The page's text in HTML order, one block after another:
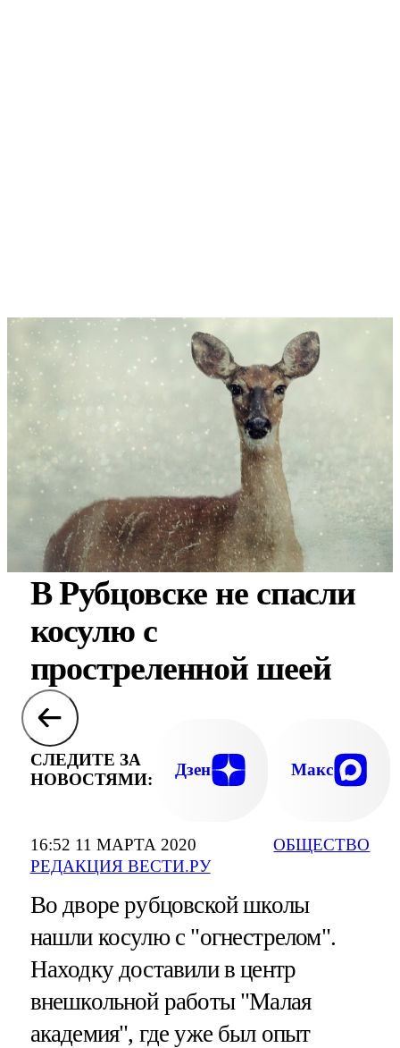
16:52 11 МАРТА 2020
РЕДАКЦИЯ ВЕСТИ.РУ
ОБЩЕСТВО
В Рубцовске не спасли
косулю с
простреленной шеей
СЛЕДИТЕ ЗА
НОВОСТЯМИ:
Дзен Макс
Во дворе рубцовской школы
нашли косулю с "огнестрелом".
Находку доставили в центр
внешкольной работы "Малая
академия", где уже был опыт